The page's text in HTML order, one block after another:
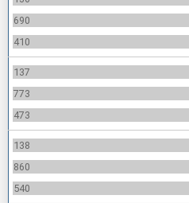
690
410
137
773
473
138
860
540